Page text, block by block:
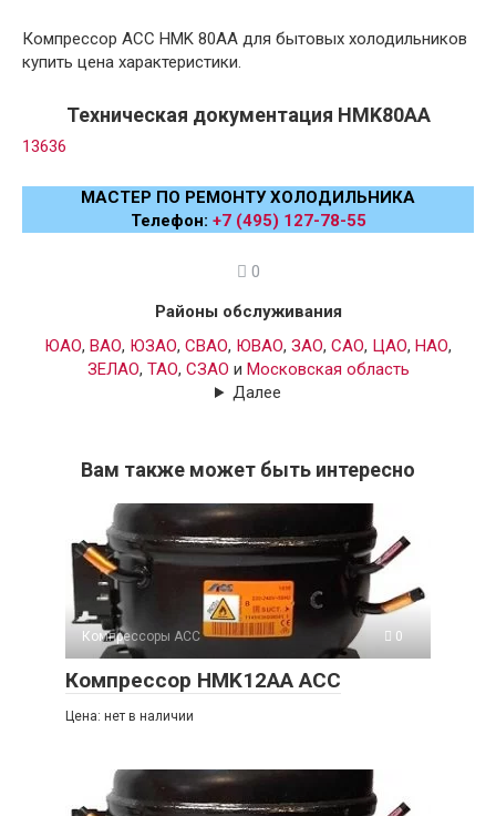
Компрессор ACC HMK 80AA для бытовых холодильников
купить цена характеристики.
Техническая документация HMK80AA
13636
МАСТЕР ПО РЕМОНТУ ХОЛОДИЛЬНИКА
Телефон: +7 (495) 127-78-55
0
Районы обслуживания
ЮАО, ВАО, ЮЗАО, СВАО, ЮВАО, ЗАО, САО, ЦАО, НАО,
ЗЕЛАО, ТАО, СЗАО и Московская область
Далее
Вам также может быть интересно
Компрессоры ACC 0
Компрессор HMK12AA ACC
Цена: нет в наличии